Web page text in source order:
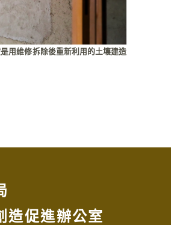
用維修拆除後重新利用的土壤建造
造促進辦公室